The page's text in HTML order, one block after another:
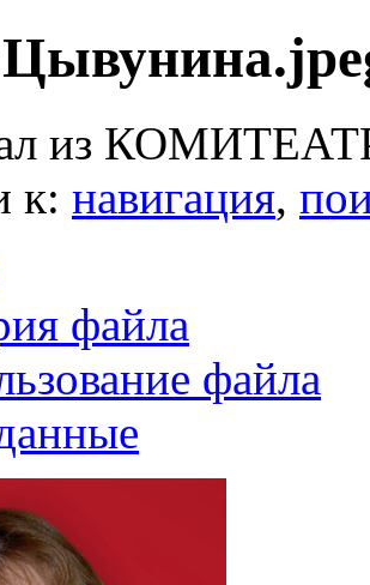
из
к: навигация,
файла
файла